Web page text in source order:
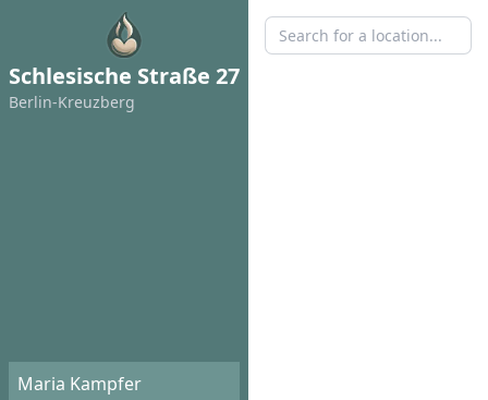
Schlesische Straße 27
Berlin-Kreuzberg
Maria Kampfer